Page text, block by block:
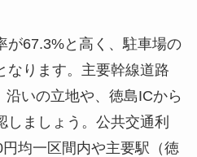
が67.3%と高く、駐車場の
なります。主要幹線道路
沿いの立地や、徳島ICから
ましょう。公共交通利
均一区間内や主要駅（徳